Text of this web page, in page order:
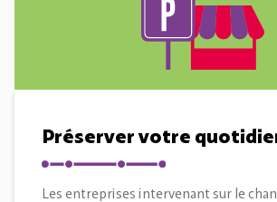
Préserver votre
Les entreprises intervenant sur le